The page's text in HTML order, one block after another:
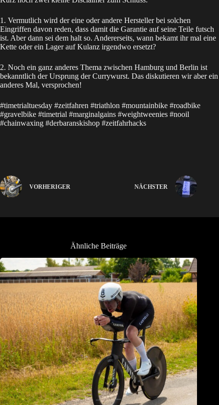
1. Vermutlich wird der eine oder andere Hersteller bei solchen
Eingriffen davon reden, dass damit die Garantie auf seine Teile futsch
ist. Aber dann sei dem halt so. Andererseits, wann bekamt ihr mal eine
Kette oder ein Lager auf Kulanz irgendwo ersetzt?
2. Noch ein ganz anderes Thema zwischen Hamburg und Berlin ist
bekanntlich der Ursprung der Currywurst. Das diskutieren wir aber ein
anderes Mal, versprochen!
#timetrialtuesday #zeitfahren #triathlon #mountainbike #roadbike
#gravelbike #timetrial #marginalgains #weightweenies #nooil
#chainwaxing #derbaranskishop #zeitfahrhacks
VORHERIGER NÄCHSTER
Ähnliche Beiträge